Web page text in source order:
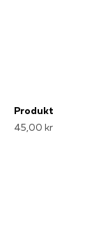
Produkt
45,00 kr